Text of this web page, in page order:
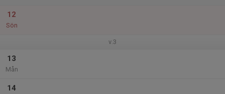
12
Sön
v.3
13
Mån
14